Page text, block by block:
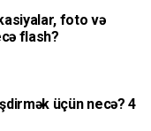
foto və
flash?
üçün necə? 4